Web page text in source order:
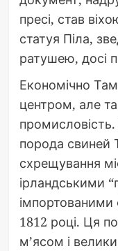
пресі, став
статуя Піла,
ратушею, досі
Економічно
центром, але
промисловість.
порода свиней
схрещування
ірландськими
1812 році. Ця
м’ясом і